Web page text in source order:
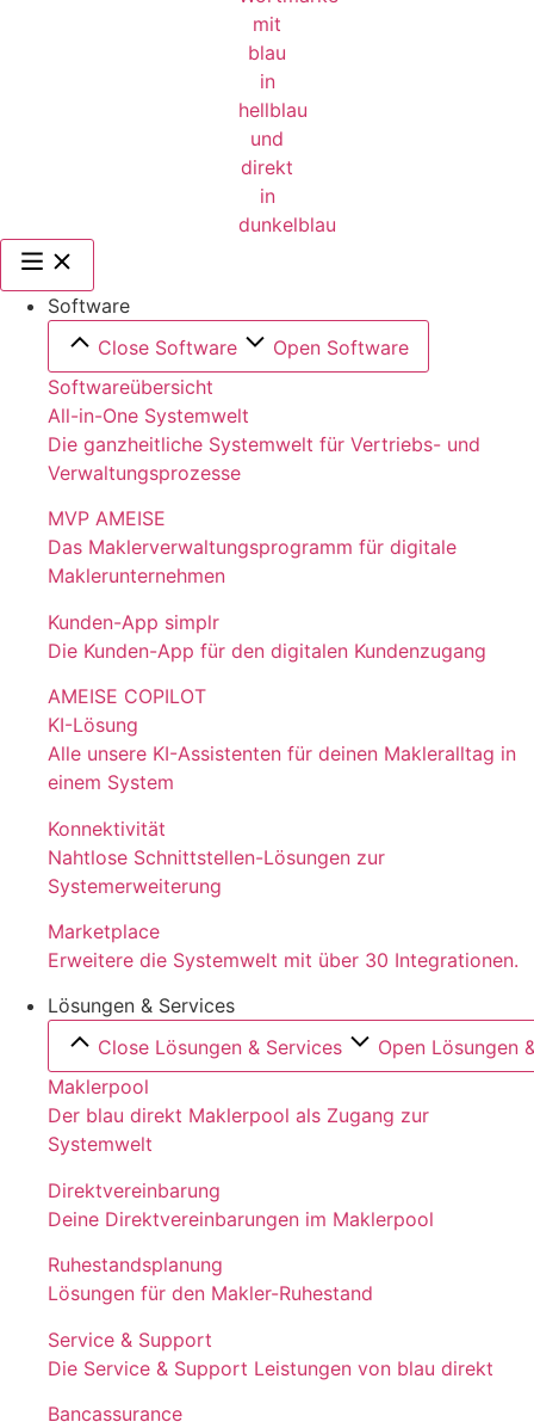
Software
Close Software
Open Software
Softwareübersicht
All-in-One Systemwelt
Die ganzheitliche Systemwelt für Vertriebs- und
Verwaltungsprozesse
MVP AMEISE
Das Maklerverwaltungsprogramm für digitale
Maklerunternehmen
Kunden-App simplr
Die Kunden-App für den digitalen Kundenzugang
AMEISE COPILOT
KI-Lösung
Alle unsere KI-Assistenten für deinen Makleralltag in
einem System
Konnektivität
Nahtlose Schnittstellen-Lösungen zur
Systemerweiterung
Marketplace
Erweitere die Systemwelt mit über 30 Integrationen.
Lösungen & Services
Close Lösungen & Services
Open Lösungen
Maklerpool
Der blau direkt Maklerpool als Zugang zur
Systemwelt
Direktvereinbarung
Deine Direktvereinbarungen im Maklerpool
Ruhestandsplanung
Lösungen für den Makler-Ruhestand
Service & Support
Die Service & Support Leistungen von blau direkt
Bancassurance